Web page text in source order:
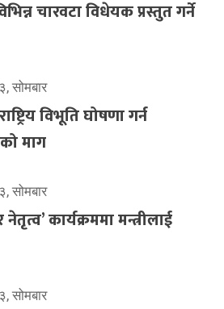
चारवटा विधेयक प्रस्तुत गर्ने
सोमबार
विभूति घोषणा गर्न
माग
सोमबार
कार्यक्रममा मन्त्रीलाई
सोमबार